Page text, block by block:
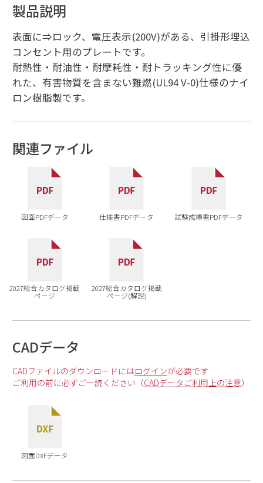
製品説明
表面に⇒ロック、電圧表示(200V)がある、引掛形埋込
コンセント用のプレートです。
耐熱性・耐油性・耐摩耗性・耐トラッキング性に優
れた、有害物質を含まない難燃(UL94 V-0)仕様のナイ
ロン樹脂製です。
関連ファイル
図面PDFデータ 仕様書PDFデータ 試験成績書PDFデータ
2027総合カタログ掲載
ページ
2027総合カタログ掲載
ページ(解説)
CADデータ
CADファイルのダウンロードにはログインが必要です
ご利用の前に必ずご一読ください（CADデータご利用上の注意）
図面DXFデータ